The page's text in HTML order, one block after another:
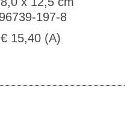
197-8
€ 15,40 (A)